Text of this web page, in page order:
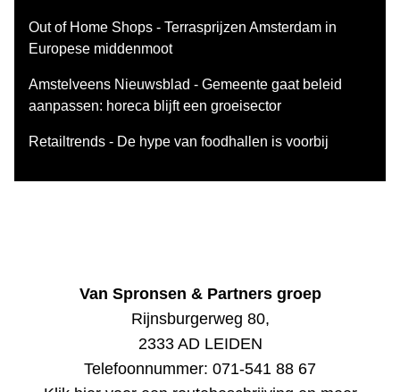
Out of Home Shops - Terrasprijzen Amsterdam in
Europese middenmoot
Amstelveens Nieuwsblad - Gemeente gaat beleid
aanpassen: horeca blijft een groeisector
Retailtrends - De hype van foodhallen is voorbij
Van Spronsen & Partners groep
Rijnsburgerweg 80,
2333 AD LEIDEN
Telefoonnummer: 071-541 88 67